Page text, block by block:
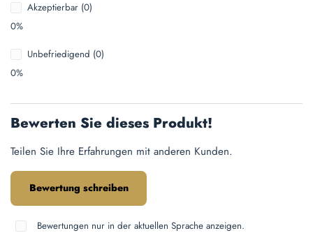
Akzeptierbar (0)
0%
Unbefriedigend (0)
0%
Bewerten Sie dieses Produkt!
Teilen Sie Ihre Erfahrungen mit anderen Kunden.
Bewertung schreiben
Bewertungen nur in der aktuellen Sprache anzeigen.